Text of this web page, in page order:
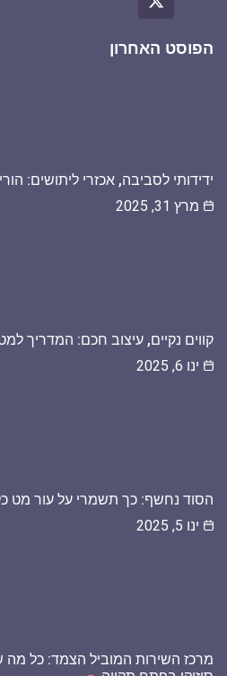
הפוסט האחרון
ידידותי לסביבה, אכזרי ליתושים:
מרץ 31, 2025
קווים נקיים, עיצוב חכם: המדריך
ינו 6, 2025
הסוד נחשף: כך תשמרי על עור מט
ינו 5, 2025
מרכז השירות המוביל הצמד: כל מה